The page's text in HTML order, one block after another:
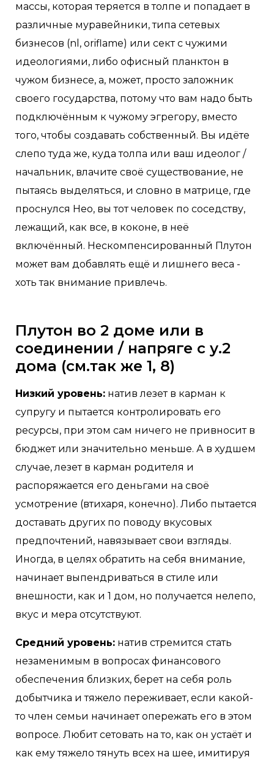
массы, которая теряется в толпе и попадает в
различные муравейники, типа сетевых
бизнесов (nl, oriflame) или сект с чужими
идеологиями, либо офисный планктон в
чужом бизнесе, а, может, просто заложник
своего государства, потому что вам надо быть
подключённым к чужому эгрегору, вместо
того, чтобы создавать собственный. Вы идёте
слепо туда же, куда толпа или ваш идеолог /
начальник, влачите своё существование, не
пытаясь выделяться, и словно в матрице, где
проснулся Нео, вы тот человек по соседству,
лежащий, как все, в коконе, в неё
включённый. Нескомпенсированный Плутон
может вам добавлять ещё и лишнего веса -
хоть так внимание привлечь.
Плутон во 2 доме или в
соединении / напряге с у.2
дома (см.так же 1, 8)
Низкий уровень: натив лезет в карман к
супругу и пытается контролировать его
ресурсы, при этом сам ничего не привносит в
бюджет или значительно меньше. А в худшем
случае, лезет в карман родителя и
распоряжается его деньгами на своё
усмотрение (втихаря, конечно). Либо пытается
доставать других по поводу вкусовых
предпочтений, навязывает свои взгляды.
Иногда, в целях обратить на себя внимание,
начинает выпендриваться в стиле или
внешности, как и 1 дом, но получается нелепо,
вкус и мера отсутствуют.
Средний уровень: натив стремится стать
незаменимым в вопросах финансового
обеспечения близких, берет на себя роль
добытчика и тяжело переживает, если какой-
то член семьи начинает опережать его в этом
вопросе. Любит сетовать на то, как он устаёт и
как ему тяжело тянуть всех на шее, имитируя